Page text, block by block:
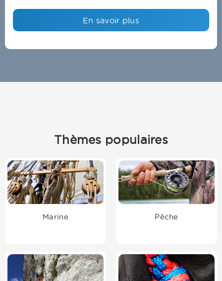
En savoir plus
Thèmes populaires
Marine Pêche